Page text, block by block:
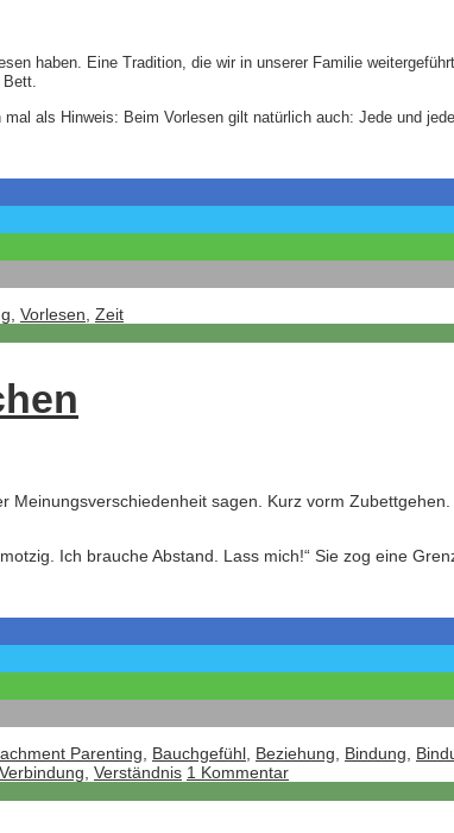
haben. Eine Tradition, die wir in unserer Familie
als Hinweis: Beim Vorlesen gilt natürlich auch: Jede und
Vorlesen Zeit
sagen. Kurz vorm
Ich brauche Abstand. Lass mich!“ Sie zog eine
Parenting, Bauchgefühl, Beziehung, Bindung,
Verbindung, Verständnis 1 Kommentar